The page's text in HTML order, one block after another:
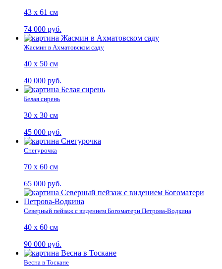
43 х 61 см
74 000 руб.
Жасмин в Ахматовском саду
40 х 50 см
40 000 руб.
Белая сирень
30 х 30 см
45 000 руб.
Снегурочка
70 х 60 см
65 000 руб.
Северный пейзаж с видением Богоматери Петрова-Водкина
40 х 60 см
90 000 руб.
Весна в Тоскане